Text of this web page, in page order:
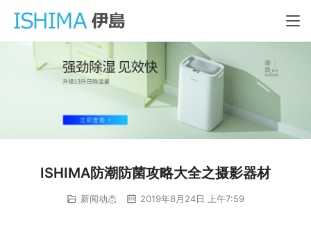
ISHIMA防潮防菌攻略大全之摄影器材
新闻动态 2019年8月24日 上午7:59